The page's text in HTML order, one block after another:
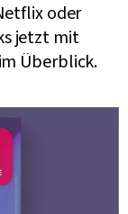
oder
jetzt mit
Überblick.